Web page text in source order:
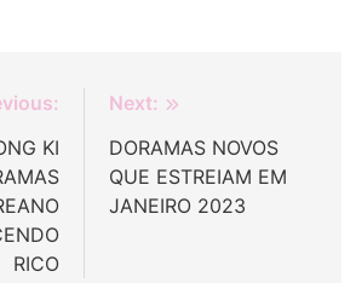
KI
RICO
Next:
DORAMAS NOVOS
QUE ESTREIAM EM
JANEIRO 2023